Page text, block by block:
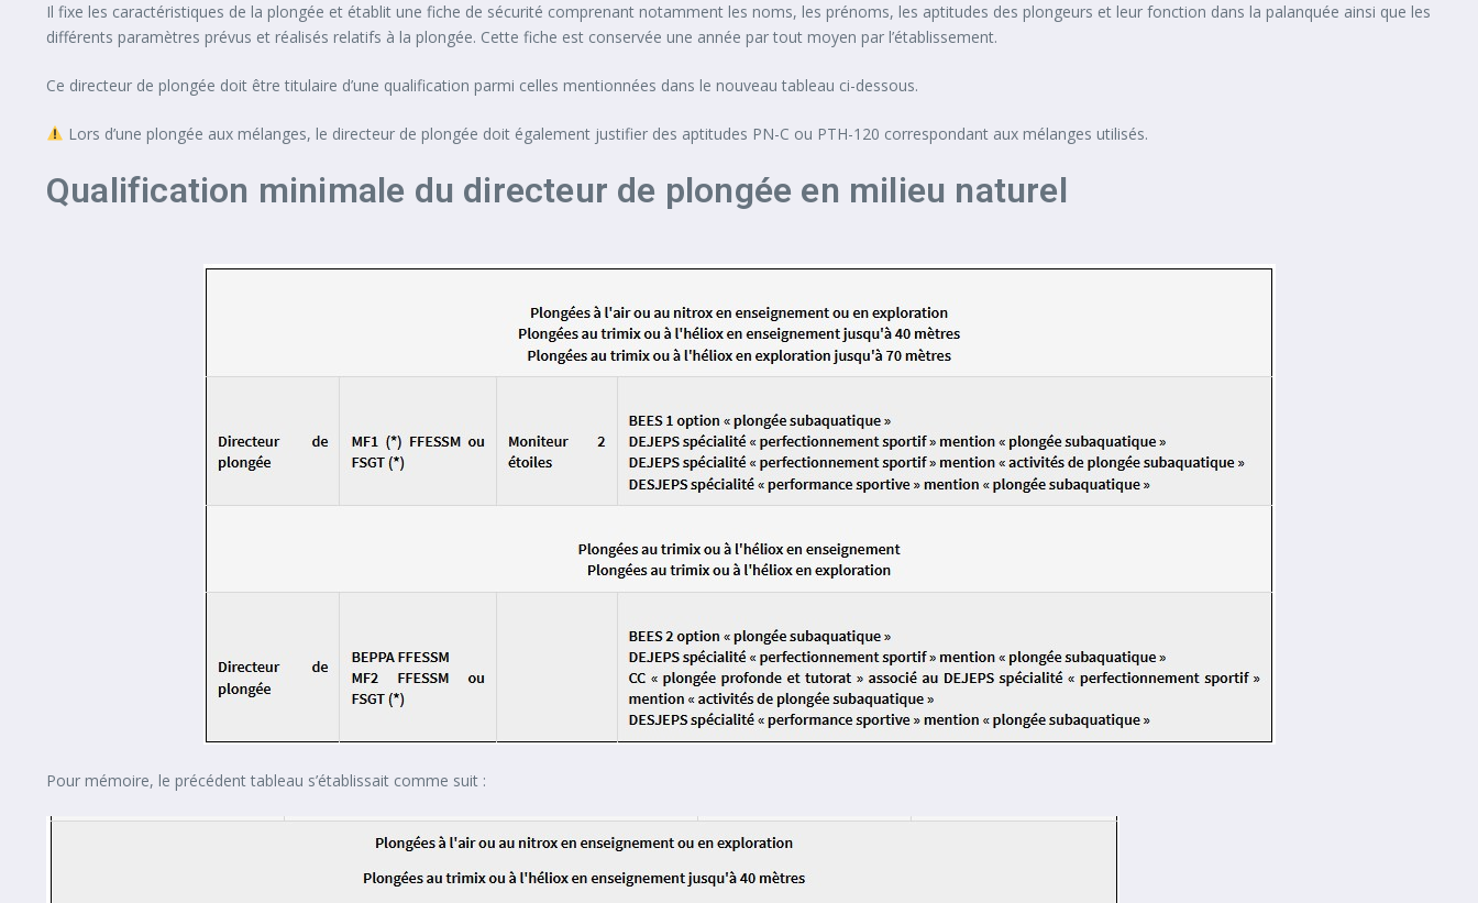
Il fixe les caractéristiques de la plongée et établit une fiche de sécurité comprenant notamment les noms, les prénoms, les aptitudes des plongeurs et leur fonction dans la palanquée ainsi que les
différents paramètres prévus et réalisés relatifs à la plongée. Cette fiche est conservée une année par tout moyen par l’établissement.
Ce directeur de plongée doit être titulaire d’une qualification parmi celles mentionnées dans le nouveau tableau ci-dessous.
Lors d’une plongée aux mélanges, le directeur de plongée doit également justifier des aptitudes PN-C ou PTH-120 correspondant aux mélanges utilisés.
Qualification minimale du directeur de plongée en milieu naturel
Pour mémoire, le précédent tableau s’établissait comme suit :